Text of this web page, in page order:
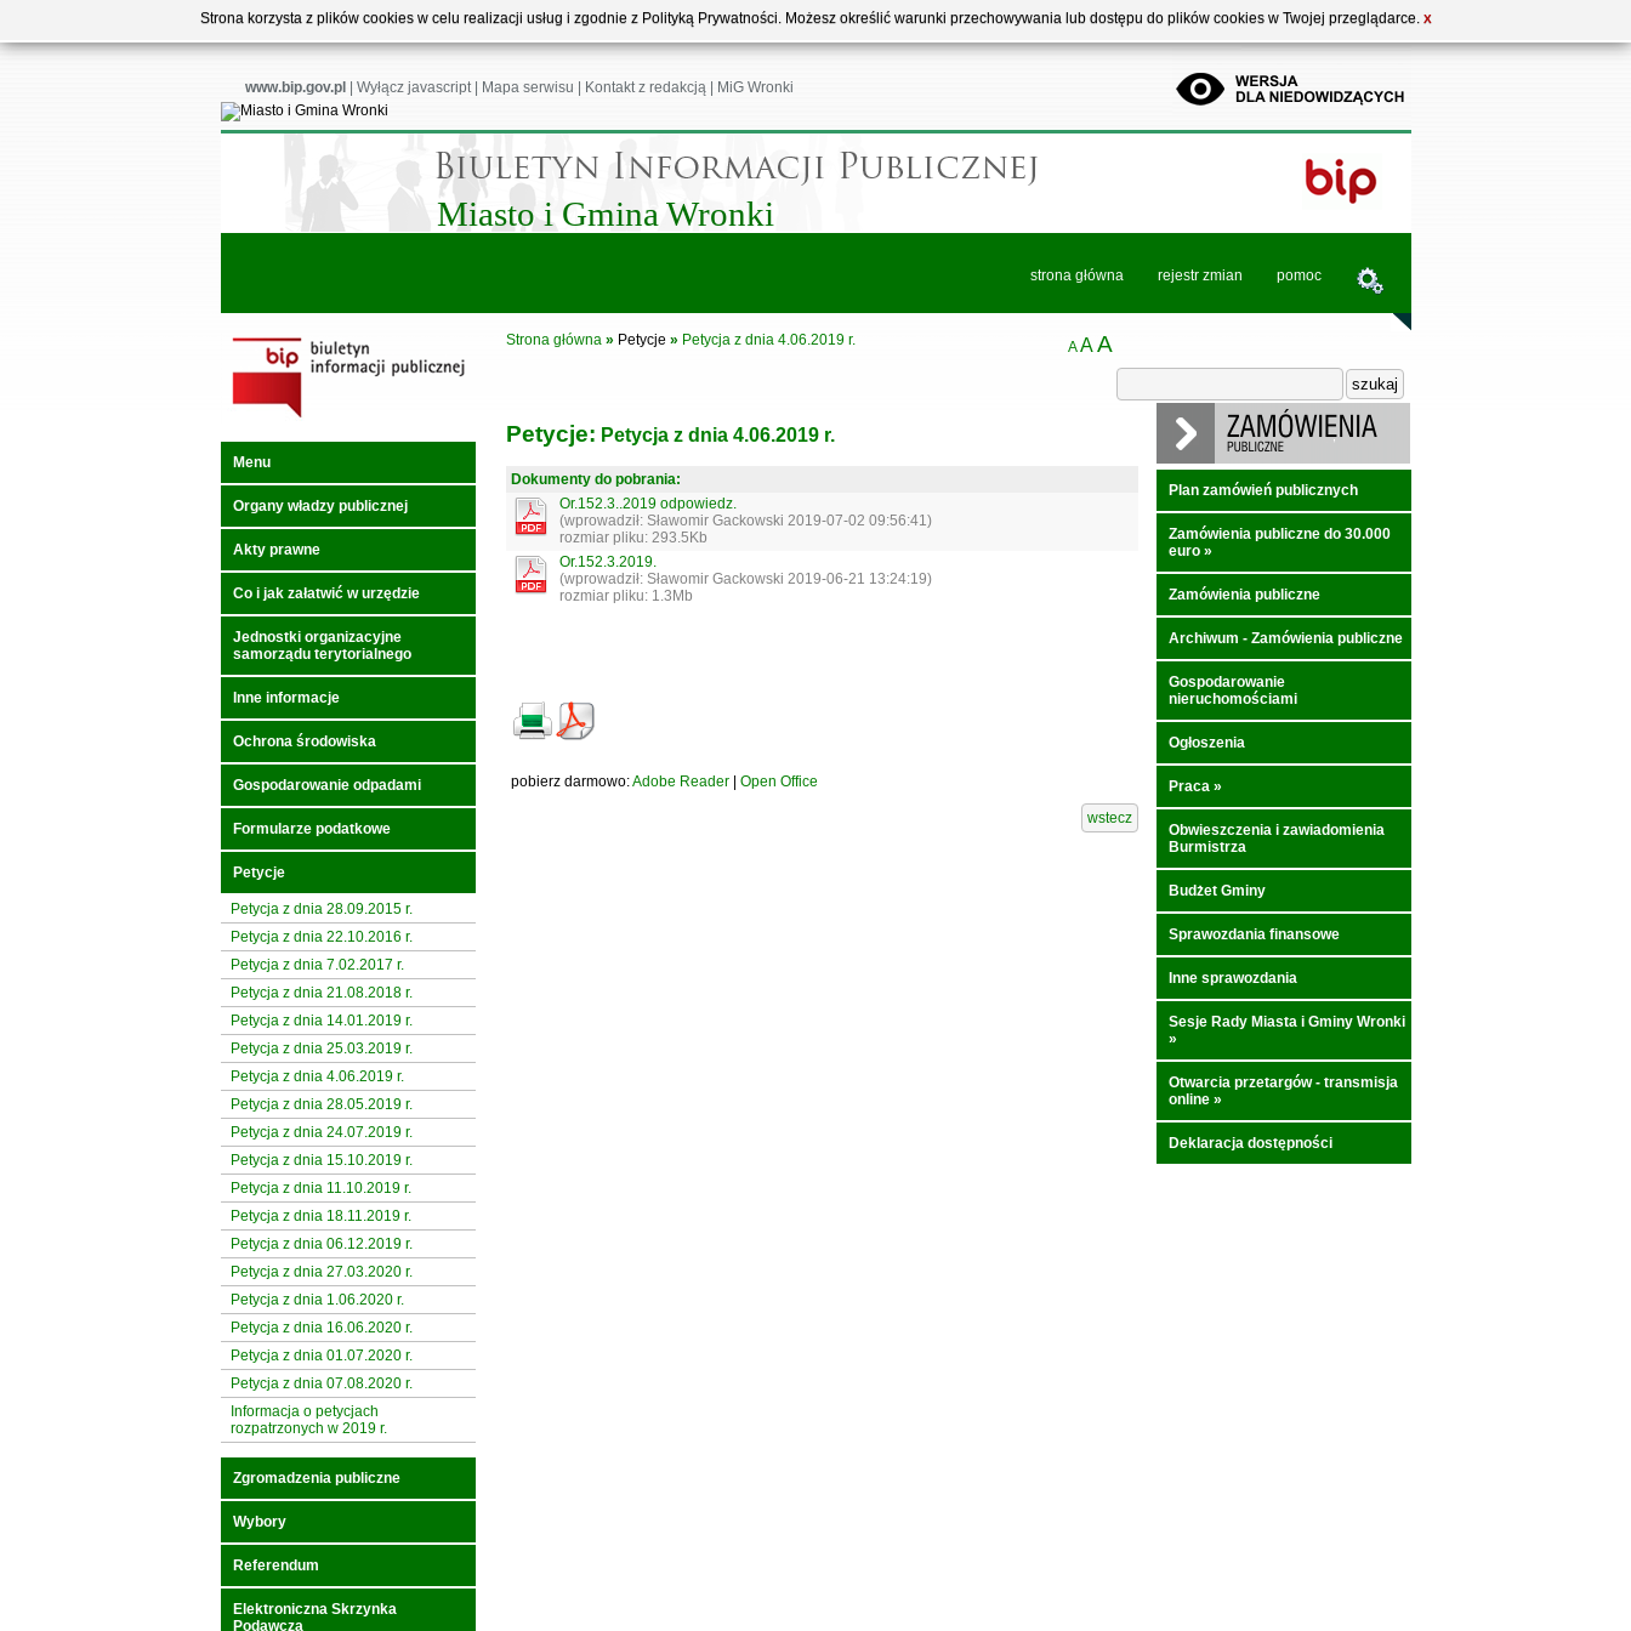
Strona korzysta z plików cookies w celu realizacji usług i zgodnie z Polityką Prywatności. Możesz określić warunki przechowywania lub dostępu do plików cookies w Twojej przeglądarce. X
www.bip.gov.pl Wyłącz javascript| Mapa serwisu Kontakt z redakcją| MiG Wronki
Miasto i Gmina Wronki
strona główna rejestr zmian pomoc
Menu
Organy władzy publicznej
Akty prawne
Co i jak załatwić w urzędzie
Jednostki organizacyjne
samorządu terytorialnego
Inne informacje
Ochrona środowiska
Gospodarowanie odpadami
Formularze podatkowe
Petycje
Petycja z dnia 28.09.2015 r.
Petycja z dnia 22.10.2016 r.
Petycja z dnia 7.02.2017 r.
Petycja z dnia 21.08.2018 r.
Petycja z dnia 14.01.2019 r.
Petycja z dnia 25.03.2019 r.
Petycja z dnia 4.06.2019 r.
Petycja z dnia 28.05.2019 r.
Petycja z dnia 24.07.2019 r.
Petycja z dnia 15.10.2019 r.
Petycja z dnia 11.10.2019 r.
Petycja z dnia 18.11.2019 r.
Petycja z dnia 06.12.2019 r.
Petycja z dnia 27.03.2020 r.
Petycja z dnia 1.06.2020 r.
Petycja z dnia 16.06.2020 r.
Petycja z dnia 01.07.2020 r.
Petycja z dnia 07.08.2020 r.
Informacja o petycjach
rozpatrzonych w 2019 r.
Zgromadzenia publiczne
Wybory
Referendum
Elektroniczna Skrzynka
Podawcza
Strona główna » Petycje » Petycja z dnia 4.06.2019 r. A A A
Petycje: Petycja z dnia 4.06.2019 r.
Dokumenty do pobrania:
Or.152.3..2019 odpowiedz.
(wprowadził: Sławomir Gackowski 2019-07-02 09:56:41)
rozmiar pliku: 293.5Kb
Or.152.3.2019.
(wprowadził: Sławomir Gackowski 2019-06-21 13:24:19)
rozmiar pliku: 1.3Mb
pobierz darmowo:Adobe Reader| Open Office
wstecz
Plan zamówień publicznych
Zamówienia publiczne do 30.000
euro »
Zamówienia publiczne
Archiwum - Zamówienia publiczne
Gospodarowanie
nieruchomościami
Ogłoszenia
Praca »
Obwieszczenia i zawiadomienia
Burmistrza
Budżet Gminy
Sprawozdania finansowe
Inne sprawozdania
Sesje Rady Miasta i Gminy Wronki
»
Otwarcia przetargów - transmisja
online »
Deklaracja dostępności